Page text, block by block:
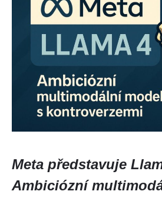
Meta představuje
Ambiciózní